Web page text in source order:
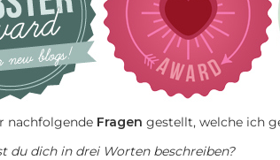
nachfolgende Fragen gestellt, welche ich
du dich in drei Worten beschreiben?